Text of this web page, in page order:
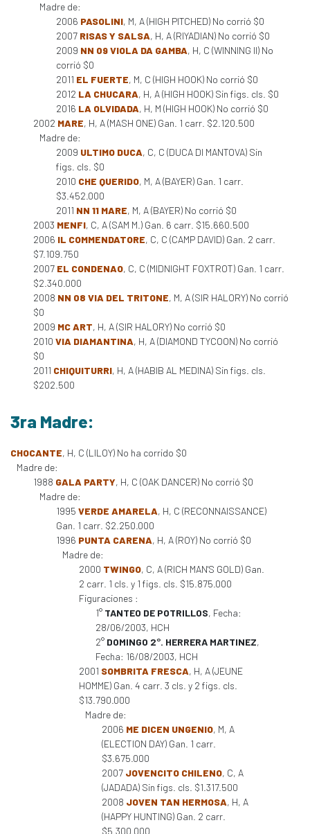
Madre de:
2006 PASOLINI, M, A (HIGH PITCHED) No corrió $0
2007 RISAS Y SALSA, H, A (RIYADIAN) No corrió $0
2009 NN 09 VIOLA DA GAMBA, H, C (WINNING II) No
corrió $0
2011 EL FUERTE, M, C (HIGH HOOK) No corrió $0
2012 LA CHUCARA, H, A (HIGH HOOK) Sin figs. cls. $0
2016 LA OLVIDADA, H, M (HIGH HOOK) No corrió $0
2002 MARE, H, A (MASH ONE) Gan. 1 carr. $2.120.500
Madre de:
2009 ULTIMO DUCA, C, C (DUCA DI MANTOVA) Sin
figs. cls. $0
2010 CHE QUERIDO, M, A (BAYER) Gan. 1 carr.
$3.452.000
2011 NN 11 MARE, M, A (BAYER) No corrió $0
2003 MENFI, C, A (SAM M.) Gan. 6 carr. $15.660.500
2006 IL COMMENDATORE, C, C (CAMP DAVID) Gan. 2 carr.
$7.109.750
2007 EL CONDENAO, C, C (MIDNIGHT FOXTROT) Gan. 1 carr.
$2.340.000
2008 NN 08 VIA DEL TRITONE, M, A (SIR HALORY) No corrió
$0
2009 MC ART, H, A (SIR HALORY) No corrió $0
2010 VIA DIAMANTINA, H, A (DIAMOND TYCOON) No corrió
$0
2011 CHIQUITURRI, H, A (HABIB AL MEDINA) Sin figs. cls.
$202.500
3ra Madre:
CHOCANTE, H, C (LILOY) No ha corrido $0
Madre de:
1988 GALA PARTY, H, C (OAK DANCER) No corrió $0
Madre de:
1995 VERDE AMARELA, H, C (RECONNAISSANCE)
Gan. 1 carr. $2.250.000
1996 PUNTA CARENA, H, A (ROY) No corrió $0
Madre de:
2000 TWINGO, C, A (RICH MAN'S GOLD) Gan.
2 carr. 1 cls. y 1 figs. cls. $15.875.000
Figuraciones :
1° TANTEO DE POTRILLOS, Fecha:
28/06/2003, HCH
2° DOMINGO 2°. HERRERA MARTINEZ,
Fecha: 16/08/2003, HCH
2001 SOMBRITA FRESCA, H, A (JEUNE
HOMME) Gan. 4 carr. 3 cls. y 2 figs. cls.
$13.790.000
Madre de:
2006 ME DICEN UNGENIO, M, A
(ELECTION DAY) Gan. 1 carr.
$3.675.000
2007 JOVENCITO CHILENO, C, A
(JADADA) Sin figs. cls. $1.317.500
2008 JOVEN TAN HERMOSA, H, A
(HAPPY HUNTING) Gan. 2 carr.
$5.300.000